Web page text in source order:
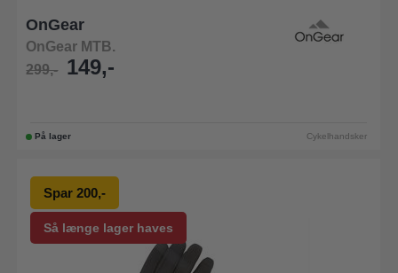
OnGear
OnGear MTB.
299,-
149,-
På lager Cykelhandsker
Så længe lager haves
Spar 200,-